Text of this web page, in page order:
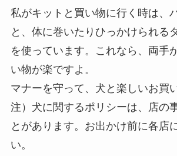
私がキットと買い物に行く時は、
と、体に巻いたりひっかけられる
を使っています。これなら、両手
い物が楽ですよ。
マナーを守って、犬と楽しいお買
注）犬に関するポリシーは、店の
とがあります。お出かけ前に各店
い。